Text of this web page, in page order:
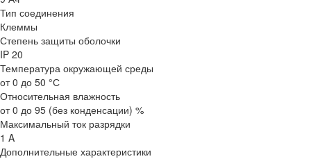
Тип соединения
Клеммы
Степень защиты оболочки
IP 20
Температура окружающей среды
от 0 до 50 °С
Относительная влажность
от 0 до 95 (без конденсации) %
Максимальный ток разрядки
1 A
Дополнительные характеристики